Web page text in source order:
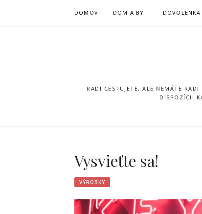
DOMOV DOM A BYT DOVOLENKA
RADI CESTUJETE, ALE NEMÁTE
DISPOZÍCII
Vysvieťte sa!
VÝROBKY